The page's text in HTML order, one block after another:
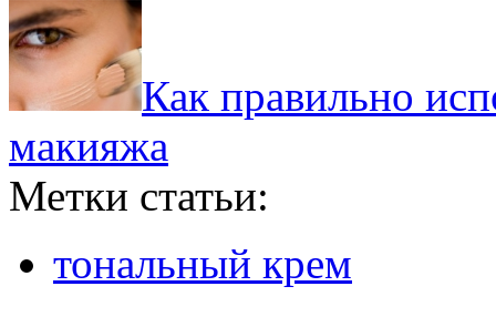
Как правильно
макияжа
Метки статьи:
тональный крем